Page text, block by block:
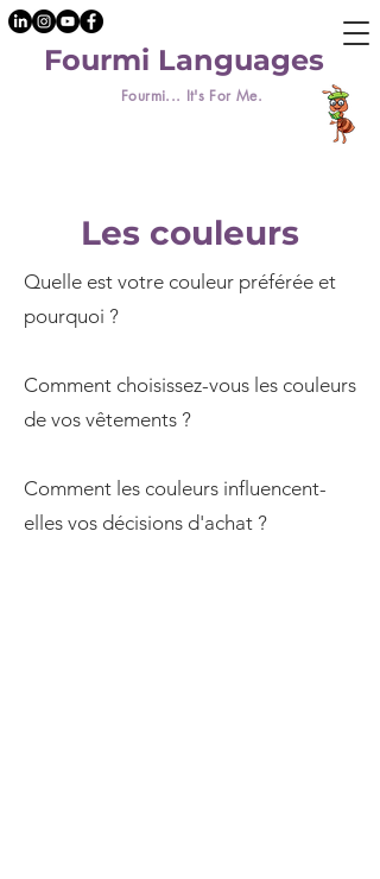
Fourmi... It's For Me.
Fourmi Languages
Les couleurs
Quelle est votre couleur préférée et
pourquoi ?
Comment choisissez-vous les couleurs
de vos vêtements ?
Comment les couleurs influencent-
elles vos décisions d'achat ?